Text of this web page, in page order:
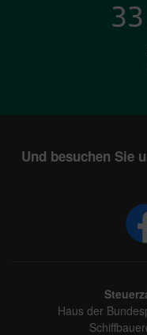
Und besuchen Sie
Haus der